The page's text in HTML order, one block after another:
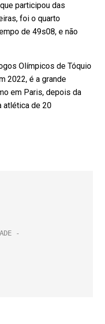
participou das
foi o quarto
de 49s08, e não
Olímpicos de Tóquio
2022, é a grande
em Paris, depois da
atlética de 20